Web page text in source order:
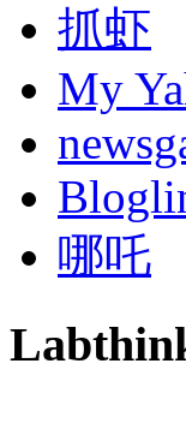
抓虾
My
哪吒